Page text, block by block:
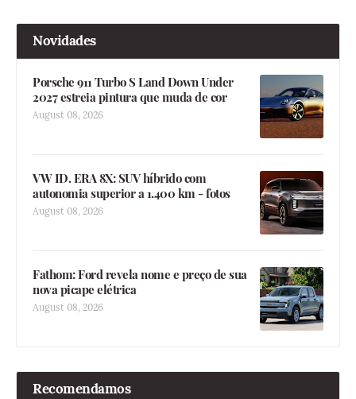
Novidades
Porsche 911 Turbo S Land Down Under
2027 estreia pintura que muda de cor
August 08, 2026
VW ID. ERA 8X: SUV híbrido com
autonomia superior a 1.400 km - fotos
August 08, 2026
Fathom: Ford revela nome e preço de sua
nova picape elétrica
August 08, 2026
Recomendamos